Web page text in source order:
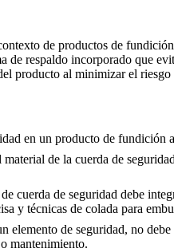
de productos de
de respaldo incorporado que
producto al minimizar el
en un producto de fundición
material de la cuerda de
cuerda de seguridad debe
y técnicas de colada para
elemento de seguridad, no
mantenimiento.